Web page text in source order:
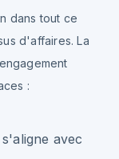
dans tout ce
d'affaires. La
:
avec